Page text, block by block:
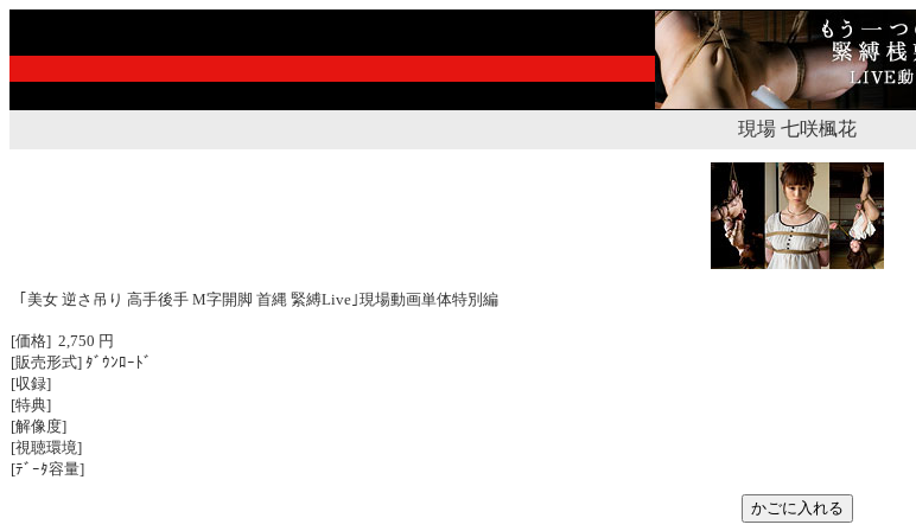
現場 七咲楓花
｢美女 逆さ吊り 高手後手 M字開脚 首縄 緊縛Live｣現場動画単体特別編
[価格] 2,750 円
[販売形式] ﾀﾞｳﾝﾛｰﾄﾞ
[収録]
[特典]
[解像度]
[視聴環境]
[ﾃﾞｰﾀ容量]